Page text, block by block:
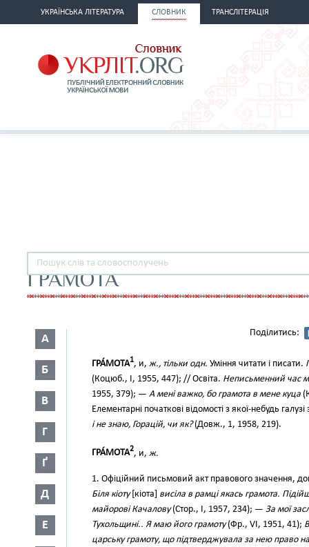
УКРАЇНСЬКА ЛІТЕРАТУРА СЛОВНИК ТРАНСЛІТЕРАЦІЯ
ГРАМОТА
А
Б
В
Г
Ґ
Д
Е
Поділитись:
ГРА́МОТА1, и, ж., тільки одн. Уміння читати і писати.
(Коцюб., І, 1955, 447); // Освіта. Неписьменний час
1955, 379); — А мені важко, бо грамота в мене куца
Елементарні початкові відомості з якої-небудь
і не знаю, Горацій, чи як?(Довж., 1, 1958, 219).
ГРА́МОТА2, и, ж.
1. Офіційний письмовий акт правового значення,
Біля кіоту[кіота] висіла в рамці якась грамота.
майорові Качалову(Стор., І, 1957, 234); — За мої
Тухольщині.. Я маю його грамоту(Фр., VI, 1951, 41);
царську грамоту, що підтверджувала за нею право на